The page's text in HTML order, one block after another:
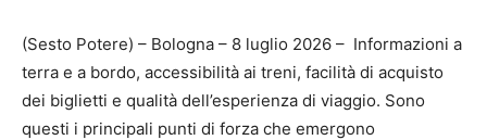
(Sesto Potere) – Bologna – 8 luglio 2026 – Informazioni a
terra e a bordo, accessibilità ai treni, facilità di acquisto
dei biglietti e qualità dell’esperienza di viaggio. Sono
questi i principali punti di forza che emergono